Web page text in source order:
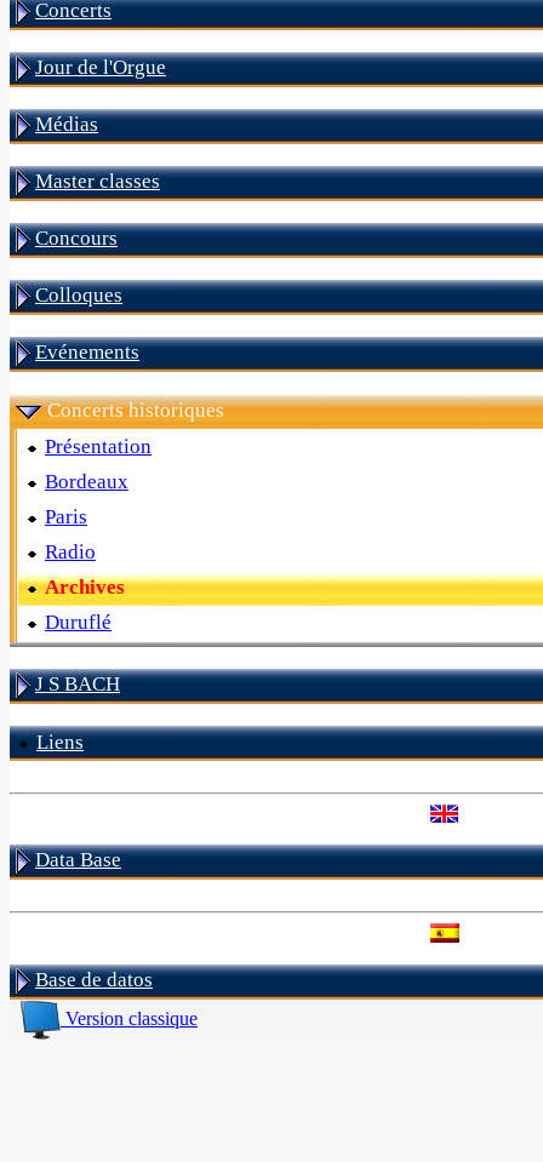
Concerts
Jour de l'Orgue
Médias
Master classes
Concours
Colloques
Evénements
Concerts historiques
Présentation
Bordeaux
Paris
Radio
Archives
Duruflé
J S BACH
Liens
Data Base
Base de datos
Version classique